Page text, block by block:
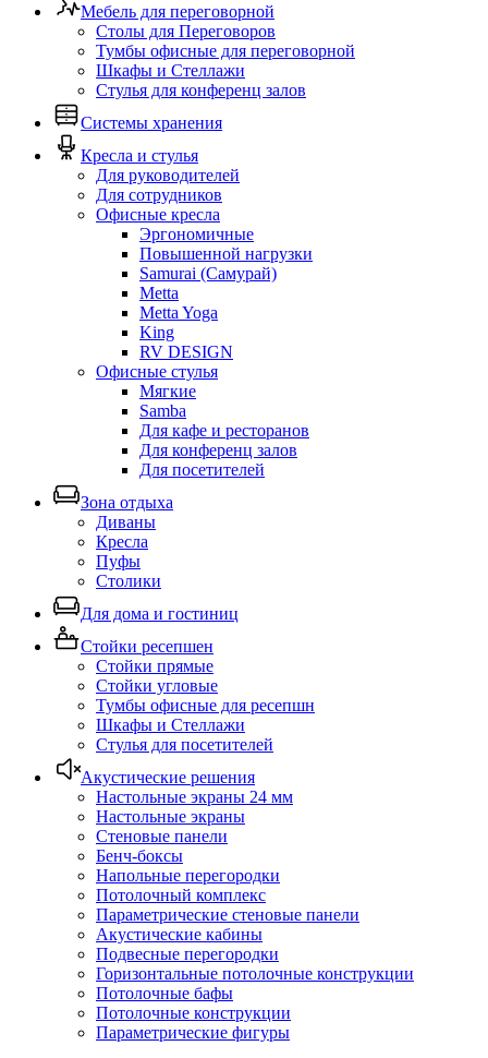
Мебель для переговорной
Столы для Переговоров
Тумбы офисные для переговорной
Шкафы и Стеллажи
Стулья для конференц залов
Системы хранения
Кресла и стулья
Для руководителей
Для сотрудников
Офисные кресла
Эргономичные
Повышенной нагрузки
Samurai (Самурай)
Metta
Metta Yoga
King
RV DESIGN
Офисные стулья
Мягкие
Samba
Для кафе и ресторанов
Для конференц залов
Для посетителей
Зона отдыха
Диваны
Кресла
Пуфы
Столики
Для дома и гостиниц
Стойки ресепшен
Стойки прямые
Стойки угловые
Тумбы офисные для ресепшн
Шкафы и Стеллажи
Стулья для посетителей
Акустические решения
Настольные экраны 24 мм
Настольные экраны
Стеновые панели
Бенч-боксы
Напольные перегородки
Потолочный комплекс
Параметрические стеновые панели
Акустические кабины
Подвесные перегородки
Горизонтальные потолочные конструкции
Потолочные бафы
Потолочные конструкции
Параметрические фигуры